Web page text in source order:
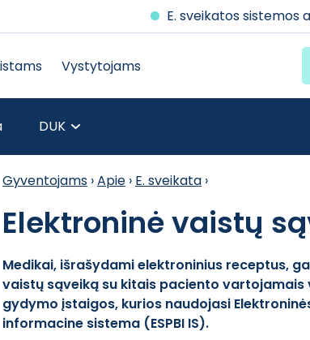
E. sveikatos sistemos
Vystytojams
DUK
Gyventojams ›Apie › E. sveikata ›
Elektroninė vaistų
Medikai, išrašydami elektroninius receptus,
vaistų sąveiką su kitais paciento
gydymo įstaigos, kurios naudojasi
informacine sistema (ESPBI IS).